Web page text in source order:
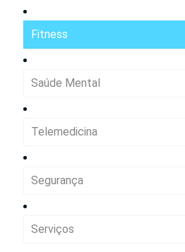
Fitness
Saúde Mental
Telemedicina
Segurança
Serviços